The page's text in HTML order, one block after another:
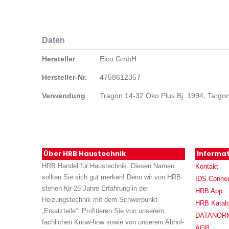
Daten
Daten
Hersteller Elco GmbH
Hersteller-Nr. 4758612357
Verwendung Tragon 14-32 Öko Plus Bj. 1994,
Über HRB Haustechnik
HRB Handel für Haustechnik. Diesen Namen
sollten Sie sich gut merken! Denn wir von HRB
stehen für 25 Jahre Erfahrung in der
Heizungstechnik mit dem Schwerpunkt
„Ersatzteile“. Profitieren Sie von unserem
fachlichen Know-how sowie von unserem Abhol-
Kontakt
IDS
HRB App
HRB